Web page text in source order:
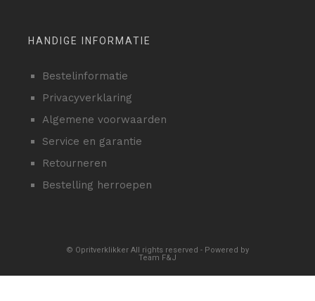
HANDIGE INFORMATIE
Bestelinformatie
Privacyverklaring
Algemene voorwaarden
Service en garantie
Retourneren
Bestelling herroepen
© Opritverklikker All rights reserved - Powered by
Team F&J